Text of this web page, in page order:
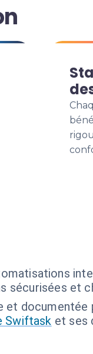
sécurisées et
documentée
Swiftask et ses